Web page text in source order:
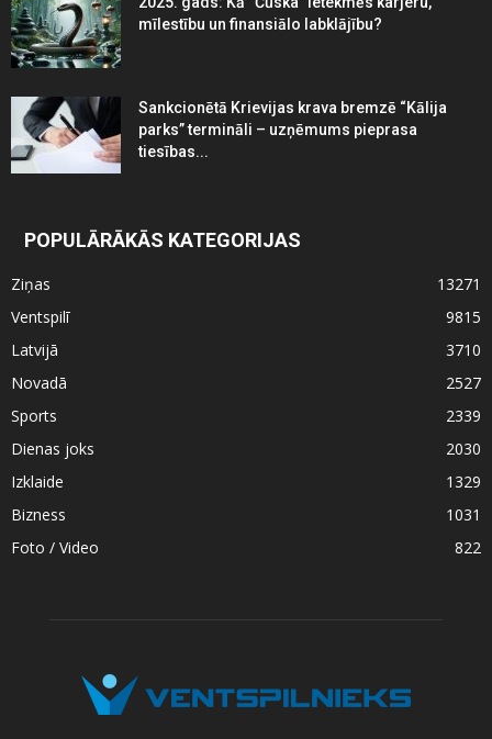
mīlestību un finansiālo labklājību?
Sankcionētā Krievijas krava bremzē “Kālija
parks” termināli – uzņēmums pieprasa
tiesības...
POPULĀRĀKĀS KATEGORIJAS
Ziņas
13271
Ventspilī
9815
Latvijā
3710
Novadā
2527
Sports
2339
Dienas joks
2030
Izklaide
1329
Bizness
1031
Foto / Video
822